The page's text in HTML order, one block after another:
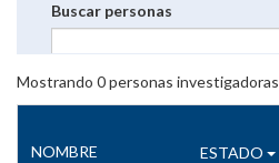
Buscar personas
Mostrando 0personas investigadoras
NOMBRE ESTADO